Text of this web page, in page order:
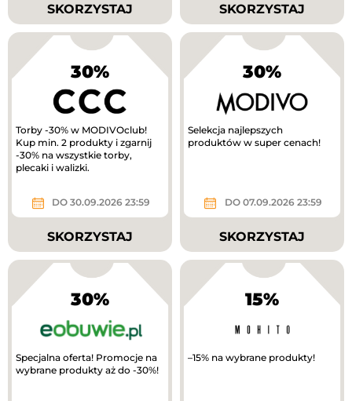
SKORZYSTAJ SKORZYSTAJ
30%
Torby -30% w MODIVOclub!
Kup min. 2 produkty i zgarnij
-30% na wszystkie torby,
plecaki i walizki.
DO 30.09.2026 23:59
SKORZYSTAJ
30%
Selekcja najlepszych
produktów w super cenach!
DO 07.09.2026 23:59
SKORZYSTAJ
30%
Specjalna oferta! Promocje na
wybrane produkty aż do -30%!
15%
–15% na wybrane produkty!